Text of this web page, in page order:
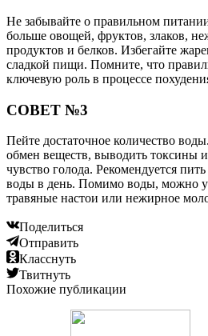
Не забывайте о правильном
больше овощей, фруктов, злаков,
продуктов и белков. Избегайте
сладкой пищи. Помните, что
ключевую роль в процессе
СОВЕТ №3
Пейте достаточное количество
обмен веществ, выводить токсины
чувство голода. Рекомендуется
воды в день. Помимо воды, можно
травяные настои или нежирное
Поделиться
Отправить
Класснуть
Твитнуть
Похожие публикации